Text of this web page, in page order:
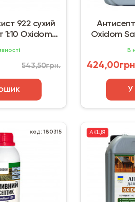
922 сухий
1:10 Oxidom
543,50грн.
Oxidom
В
У
код: 180315 АКЦІЯ